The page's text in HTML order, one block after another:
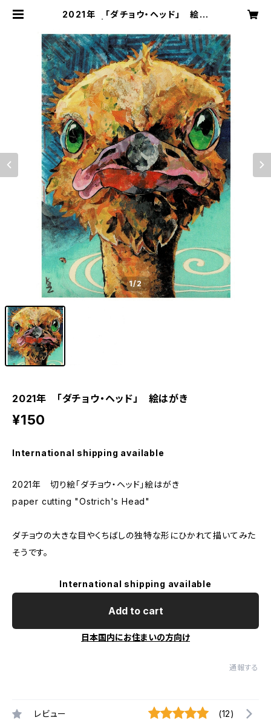
2021年 「ダチョウ・ヘッド」 絵は
1/2
2021年 「ダチョウ・ヘッド」 絵はがき
¥150
International shipping available
2021年 切り絵「ダチョウ・ヘッド」絵はがき
paper cutting "Ostrich's Head"
ダチョウの大きな目やくちばしの独特な形にひかれて描いてみた
そうです。
International shipping available
Add to cart
日本国内にお住まいの方向け
通報する
レビュー (12)